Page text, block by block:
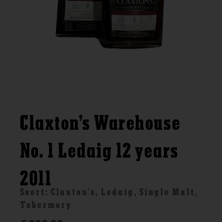
Claxton’s Warehouse
No. 1 Ledaig 12 years
2011
Soort: Claxton's, Ledaig , Single Malt ,
Tobermory